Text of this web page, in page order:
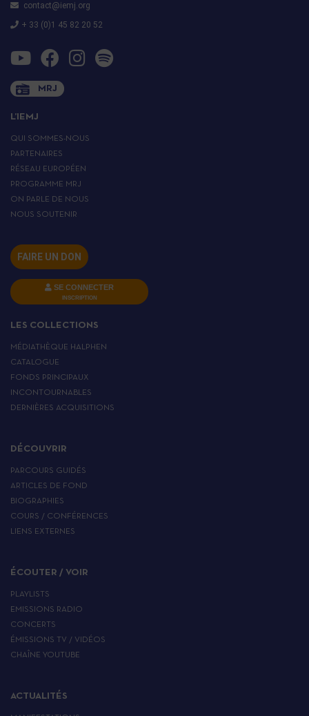
contact@iemj.org
+ 33 (0)1 45 82 20 52
MRJ
L’IEMJ
QUI SOMMES-NOUS
PARTENAIRES
RÉSEAU EUROPÉEN
PROGRAMME MRJ
ON PARLE DE NOUS
NOUS SOUTENIR
FAIRE UN DON
SE CONNECTER
INSCRIPTION
LES COLLECTIONS
MÉDIATHÈQUE HALPHEN
CATALOGUE
FONDS PRINCIPAUX
INCONTOURNABLES
DERNIÈRES ACQUISITIONS
DÉCOUVRIR
PARCOURS GUIDÉS
ARTICLES DE FOND
BIOGRAPHIES
COURS / CONFÉRENCES
LIENS EXTERNES
ÉCOUTER / VOIR
PLAYLISTS
EMISSIONS RADIO
CONCERTS
ÉMISSIONS TV / VIDÉOS
CHAÎNE YOUTUBE
ACTUALITÉS